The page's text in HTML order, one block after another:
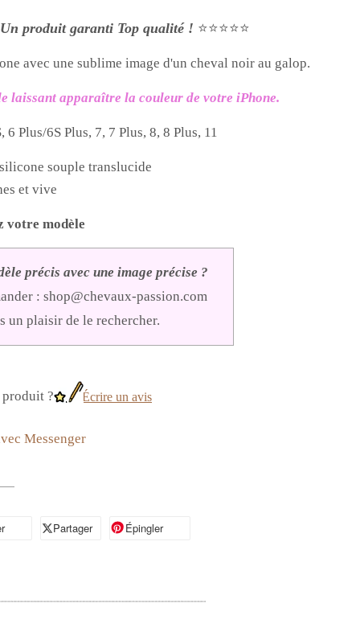
Un produit garanti Top qualité ! ⭐⭐⭐⭐⭐
avec une sublime image d'un cheval noir au galop.
laissant apparaître la couleur de votre iPhone.
6 Plus/6S Plus, 7, 7 Plus, 8, 8 Plus, 11
souple translucide
et vive
votre modèle
précis avec une image précise ?
: shop@chevaux-passion.com
un plaisir de le rechercher.
produit ? Écrire un avis
Messenger
sur Facebook
Partager
Partager sur XÉpinglerÉpingler sur Pinterest